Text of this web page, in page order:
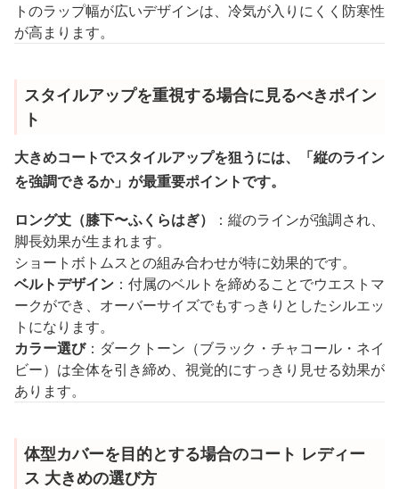
トのラップ幅が広いデザインは、冷気が入りにくく防寒性
が高まります。
スタイルアップを重視する場合に見るべきポイン
ト
大きめコートでスタイルアップを狙うには、「縦のライン
を強調できるか」が最重要ポイントです。
ロング丈（膝下〜ふくらはぎ）
：縦のラインが強調され、
脚長効果が生まれます。
ショートボトムスとの組み合わせが特に効果的です。
ベルトデザイン ：付属のベルトを締めることでウエストマ
ークができ、オーバーサイズでもすっきりとしたシルエッ
トになります。
カラー選び：ダークトーン（ブラック・チャコール・ネイ
ビー）は全体を引き締め、視覚的にすっきり見せる効果が
あります。
体型カバーを目的とする場合のコート レディー
ス 大きめの選び方